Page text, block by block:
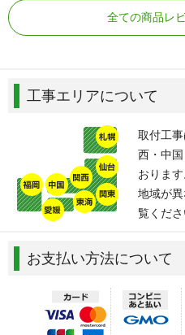
全ての商品レ
工事エリアについて
取付工
西・中
おりま
地域が
覧くださ
お支払い方法について